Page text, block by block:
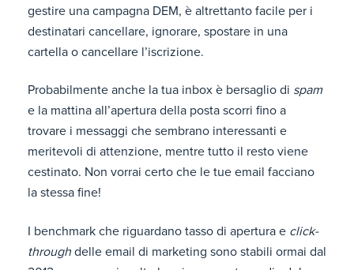
gestire una campagna DEM, è altrettanto facile per i
destinatari cancellare, ignorare, spostare in una
cartella o cancellare l’iscrizione.
Probabilmente anche la tua inbox è bersaglio di spam
e la mattina all’apertura della posta scorri fino a
trovare i messaggi che sembrano interessanti e
meritevoli di attenzione, mentre tutto il resto viene
cestinato. Non vorrai certo che le tue email facciano
la stessa fine!
I benchmark che riguardano tasso di apertura e click-
through delle email di marketing sono stabili ormai dal